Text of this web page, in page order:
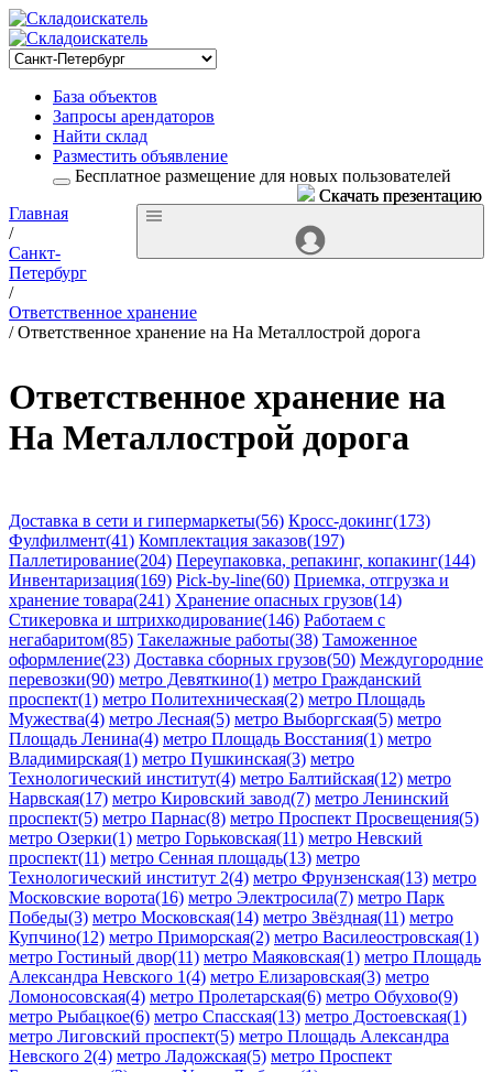
База объектов
Запросы арендаторов
Найти склад
Разместить объявление
Бесплатное размещение для новых пользователей
Главная
/
Санкт-
Петербург
/
Ответственное хранение
/ Ответственное хранение на На Металлострой дорога
Ответственное хранение на
На Металлострой дорога
Доставка в сети и гипермаркеты(56) Кросс-докинг(173)
Фулфилмент(41) Комплектация заказов(197)
Паллетирование(204) Переупаковка, репакинг, копакинг(144)
Инвентаризация(169) Pick-by-line(60) Приемка, отгрузка и
хранение товара(241) Хранение опасных грузов(14)
Стикеровка и штрихкодирование(146) Работаем с
негабаритом(85) Такелажные работы(38) Таможенное
оформление(23) Доставка сборных грузов(50) Междугородние
перевозки(90) метро Девяткино(1) метро Гражданский
проспект(1) метро Политехническая(2) метро Площадь
Мужества(4) метро Лесная(5) метро Выборгская(5) метро
Площадь Ленина(4) метро Площадь Восстания(1) метро
Владимирская(1) метро Пушкинская(3) метро
Технологический институт(4) метро Балтийская(12) метро
Нарвская(17) метро Кировский завод(7) метро Ленинский
проспект(5) метро Парнас(8) метро Проспект Просвещения(5)
метро Озерки(1) метро Горьковская(11) метро Невский
проспект(11) метро Сенная площадь(13) метро
Технологический институт 2(4) метро Фрунзенская(13) метро
Московские ворота(16) метро Электросила(7) метро Парк
Победы(3) метро Московская(14) метро Звёздная(11) метро
Купчино(12) метро Приморская(2) метро Василеостровская(1)
метро Гостиный двор(11) метро Маяковская(1) метро Площадь
Александра Невского 1(4) метро Елизаровская(3) метро
Ломоносовская(4) метро Пролетарская(6) метро Обухово(9)
метро Рыбацкое(6) метро Спасская(13) метро Достоевская(1)
метро Лиговский проспект(5) метро Площадь Александра
Невского 2(4) метро Ладожская(5) метро Проспект
Скачать презентацию
Скачать презентацию